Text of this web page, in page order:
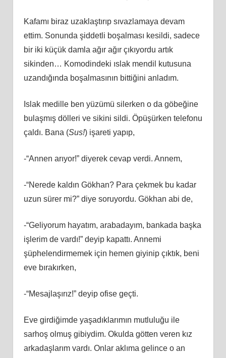
Kafamı biraz uzaklaştırıp sıvazlamaya devam
ettim. Sonunda şiddetli boşalması kesildi, sadece
bir iki küçük damla ağır ağır çıkıyordu artık
sikinden… Komodindeki ıslak mendil kutusuna
uzandığında boşalmasının bittiğini anladım.
Islak medille ben yüzümü silerken o da göbeğine
bulaşmış dölleri ve sikini sildi. Öpüşürken telefonu
çaldı. Bana (Sus!) işareti yapıp,
-“Annen arıyor!” diyerek cevap verdi. Annem,
-“Nerede kaldın Gökhan? Para çekmek bu kadar
uzun sürer mi?” diye soruyordu. Gökhan abi de,
-“Geliyorum hayatım, arabadayım, bankada başka
işlerim de vardı!” deyip kapattı. Annemi
şüphelendirmemek için hemen giyinip çıktık, beni
eve bırakırken,
-“Mesajlaşırız!” deyip ofise geçti.
Eve girdiğimde yaşadıklarımın mutluluğu ile
sarhoş olmuş gibiydim. Okulda götten veren kız
arkadaşlarım vardı. Onlar aklıma gelince o an